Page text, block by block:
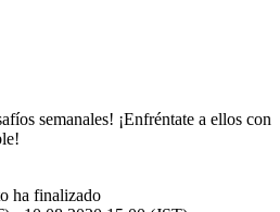
semanales! ¡Enfréntate a ellos con
ha finalizado